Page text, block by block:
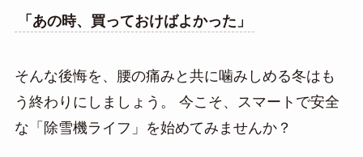
「あの時、買っておけばよかった」
そんな後悔を、腰の痛みと共に噛みしめる冬はも
う終わりにしましょう。 今こそ、スマートで安全
な「除雪機ライフ」を始めてみませんか？